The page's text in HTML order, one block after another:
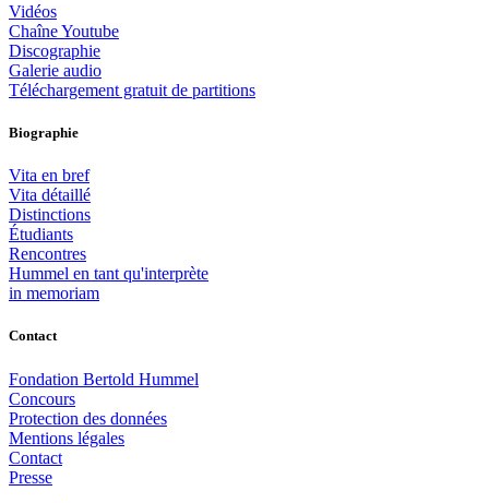
Vidéos
Chaîne Youtube
Discographie
Galerie audio
Téléchargement gratuit de partitions
Biographie
Vita en bref
Vita détaillé
Distinctions
Étudiants
Rencontres
Hummel en tant qu'interprète
in memoriam
Contact
Fondation Bertold Hummel
Concours
Protection des données
Mentions légales
Contact
Presse